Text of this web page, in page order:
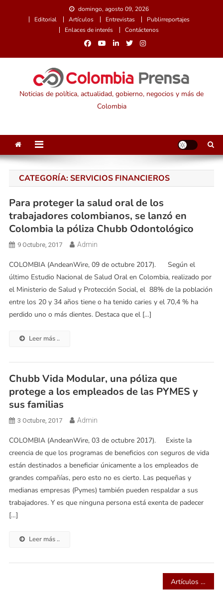
domingo, agosto 09, 2026
Editorial
Artículos Entrevistas
Publirreportajes
Enlaces de interés
Contáctenos
Noticias de política, actualidad, gobierno, negocios y más de
Colombia
CATEGORÍA:SERVICIOS FINANCIEROS
Para proteger la salud oral de los
trabajadores colombianos, se lanzó en
Colombia la póliza Chubb Odontológico
9 Octubre, 2017 Admin
COLOMBIA (AndeanWire, 09 de octubre 2017). Según el
último Estudio Nacional de Salud Oral en Colombia, realizado por
el Ministerio de Salud y Protección Social, el 88% de la población
entre los 20 y 34 años tiene o ha tenido caries y el 70,4 % ha
perdido uno o más dientes. Destaca que el […]
Leer más ..
Chubb Vida Modular, una póliza que
protege a los empleados de las PYMES y
sus familias
3 Octubre, 2017 Admin
COLOMBIA (AndeanWire, 03 de octubre 2017). Existe la
creencia de que los programas de beneficios con seguros de vida
están destinados a beneficiar únicamente a los empleados de
grandes compañías, pero esto no es cierto. Las pequeñas y
medianas empresas (Pymes) también pueden respaldar a sus
trabajadores. Y es que ninguna persona está exenta de padecer
[…]
Leer más ..
Artículos siguientes